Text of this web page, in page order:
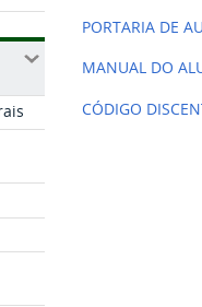
PORTARIA DE
MANUAL DO
CÓDIGO